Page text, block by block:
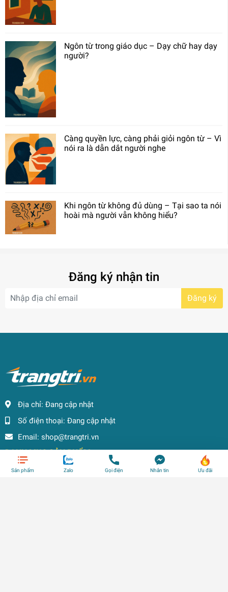
Ngôn từ trong giáo dục – Dạy chữ hay dạy
người?
Càng quyền lực, càng phải giỏi ngôn từ – Vì
nói ra là dẫn dắt người nghe
Khi ngôn từ không đủ dùng – Tại sao ta nói
hoài mà người vẫn không hiểu?
Đăng ký nhận tin
Đăng ký
Địa chỉ: Đang cập nhật
Số điện thoại: Đang cập nhật
Email: shop@trangtri.vn
DANH MỤC SẢN PHẨM
HỖ TRỢ KHÁCH HÀNG
Sản phẩm Zalo Gọi điện Nhắn tin Ưu đãi